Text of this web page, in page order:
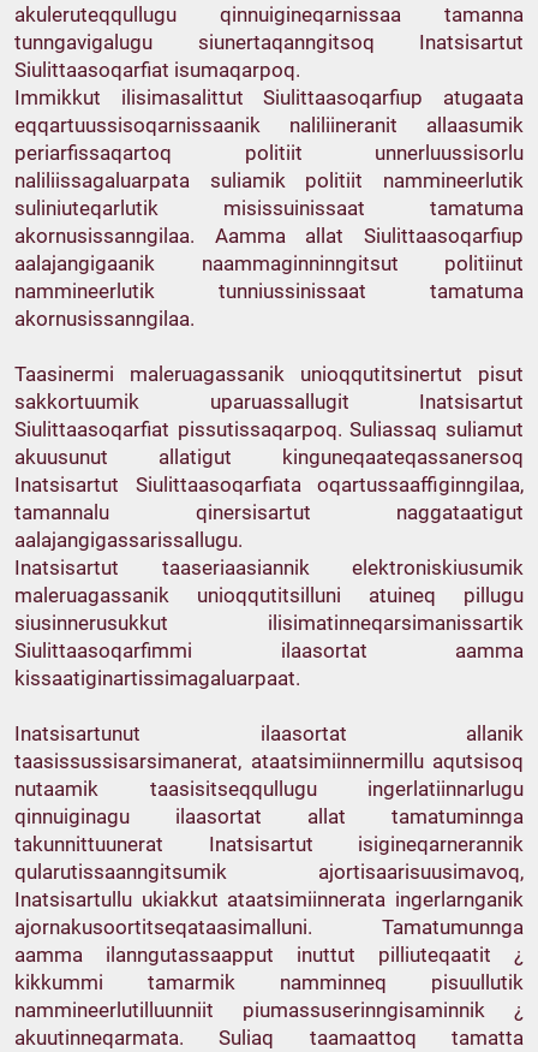
akuleruteqqullugu qinnuigineqarnissaa tamanna
tunngavigalugu siunertaqanngitsoq Inatsisartut
Siulittaasoqarfiat isumaqarpoq.
Immikkut ilisimasalittut Siulittaasoqarfiup atugaata
eqqartuussisoqarnissaanik naliliineranit allaasumik
periarfissaqartoq politiit unnerluussisorlu
naliliissagaluarpata suliamik politiit nammineerlutik
suliniuteqarlutik misissuinissaat tamatuma
akornusissanngilaa. Aamma allat Siulittaasoqarfiup
aalajangigaanik naammaginninngitsut politiinut
nammineerlutik tunniussinissaat tamatuma
akornusissanngilaa.
Taasinermi maleruagassanik unioqqutitsinertut pisut
sakkortuumik uparuassallugit Inatsisartut
Siulittaasoqarfiat pissutissaqarpoq. Suliassaq suliamut
akuusunut allatigut kinguneqaateqassanersoq
Inatsisartut Siulittaasoqarfiata oqartussaaffiginngilaa,
tamannalu qinersisartut naggataatigut
aalajangigassarissallugu.
Inatsisartut taaseriaasiannik elektroniskiusumik
maleruagassanik unioqqutitsilluni atuineq pillugu
siusinnerusukkut ilisimatinneqarsimanissartik
Siulittaasoqarfimmi ilaasortat aamma
kissaatiginartissimagaluarpaat.
Inatsisartunut ilaasortat allanik
taasissussisarsimanerat, ataatsimiinnermillu aqutsisoq
nutaamik taasisitseqqullugu ingerlatiinnarlugu
qinnuiginagu ilaasortat allat tamatuminnga
takunnittuunerat Inatsisartut isigineqarnerannik
qularutissaanngitsumik ajortisaarisuusimavoq,
Inatsisartullu ukiakkut ataatsimiinnerata ingerlarnganik
ajornakusoortitseqataasimalluni. Tamatumunnga
aamma ilanngutassaapput inuttut pilliuteqaatit ¿
kikkummi tamarmik namminneq pisuullutik
nammineerlutilluunniit piumassuserinngisaminnik ¿
akuutinneqarmata. Suliaq taamaattoq tamatta